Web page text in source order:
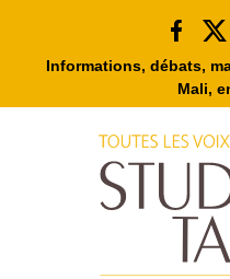
Informations, débats,
Mali,